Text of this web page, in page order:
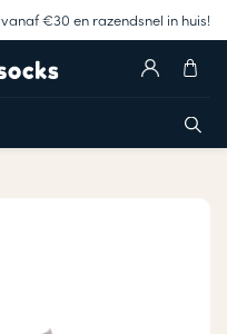
vanaf €30 en razendsnel in huis!